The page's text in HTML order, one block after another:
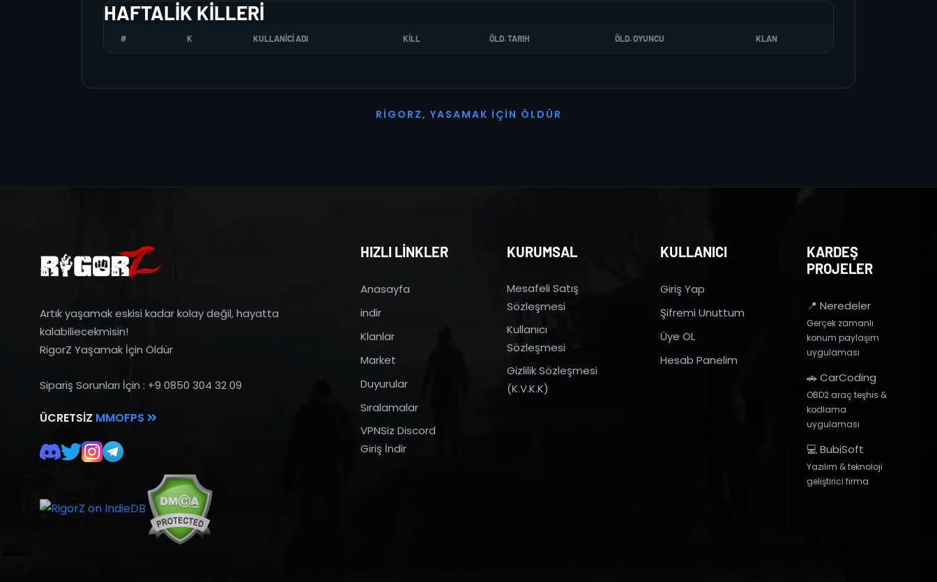
HAFTALIK KILLERI
# K KULLANICI ADI KILL ÖLD. TARIH ÖLD. OYUNCU KLAN
R I G O R Z, YASAMAK İ ÇI N Ö L D Ü R
Artık yaşamak eskisi kadar kolay değil, hayatta
kalabiliecekmisin!
RigorZ Yaşamak İçin Öldür
Sipariş Sorunları İçin : +9 0850 304 32 09
ÜCRETSIZ MMOFPS
HIZLI LİNKLER
Anasayfa
indir
Klanlar
Market
Duyurular
Sıralamalar
VPNSiz Discord
Giriş İndir
KURUMSAL
Mesafeli Satış
Sözleşmesi
Kullanıcı
Sözleşmesi
Gizlilik Sözleşmesi
(K.V.K.K)
KULLANICI
Giriş Yap
Şifremi Unuttum
Üye OL
Hesab Panelim
KARDEŞ
PROJELER
📍 Neredeler
Gerçek zamanlı
konum paylaşım
uygulaması
🚗 CarCoding
OBD2 araç teşhis &
kodlama
uygulaması
💻 BubiSoft
Yazılım & teknoloji
geliştirici firma